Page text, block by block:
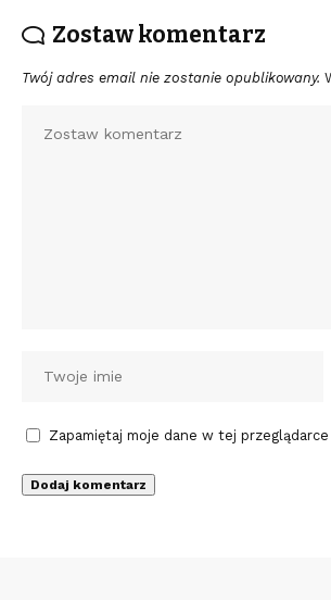
Zostaw komentarz
Twój adres email nie zostanie opublikowany.
Zapamiętaj moje dane w tej